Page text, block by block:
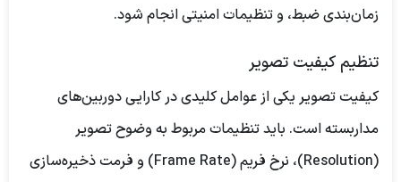
زمان‌بندی ضبط، و تنظیمات امنیتی انجام شود.
تنظیم کیفیت تصویر
کیفیت تصویر یکی از عوامل کلیدی در کارایی دوربین‌های
مداربسته است. باید تنظیمات مربوط به وضوح تصویر
(Resolution)، نرخ فریم (Frame Rate) و فرمت ذخیره‌سازی